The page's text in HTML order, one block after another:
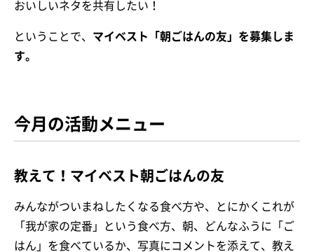
おいしいネタを共有したい！
ということで、 マイベスト「朝ごはんの友」を募集しま
す。
今月の活動メニュー
教えて！マイベスト朝ごはんの友
みんながついまねしたくなる食べ方や、とにかくこれが
「我が家の定番」という食べ方、朝、どんなふうに「ご
はん」を食べているか、写真にコメントを添えて、教え